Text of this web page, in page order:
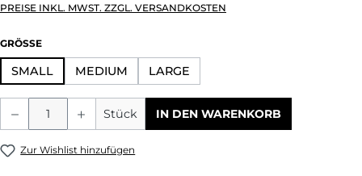
PREISE INKL. MWST. ZZGL. VERSANDKOSTEN
GRÖSSE AUSWÄHLEN
SMALL MEDIUM LARGE
Produkt Anzahl: Gib den gewünschten
Stück IN DEN WARENKORB
Zur Wishlist hinzufügen